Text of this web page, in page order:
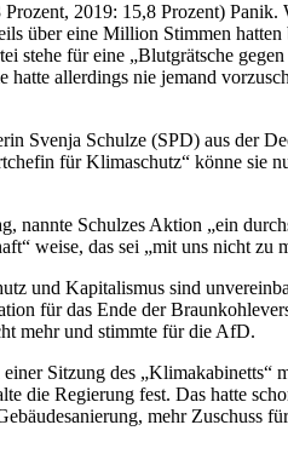
2019: 15,8 Prozent)
über eine Million Stimmen
stehe für eine „Blutgrätsche
allerdings nie jemand
Svenja Schulze (SPD) aus der
für Klimaschutz“ könne sie
nannte Schulzes Aktion „ein
weise, das sei „mit uns nicht zu
und Kapitalismus sind
für das Ende der
mehr und stimmte für die AfD.
Sitzung des
die Regierung fest. Das hatte
mehr Zuschuss